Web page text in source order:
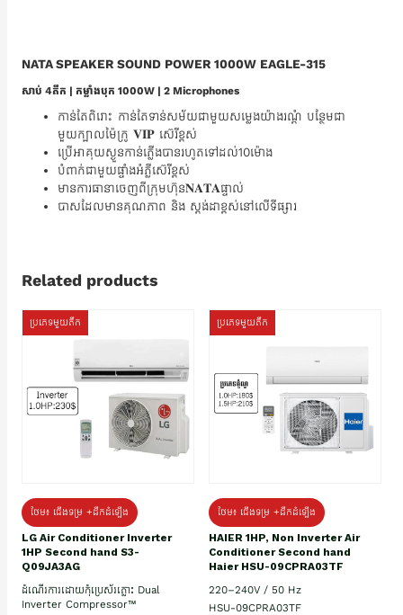
NATA SPEAKER SOUND POWER 1000W EAGLE-315
សាប់ 4តឹក | កម្លាំងបុក 1000W | 2 Microphones
កាន់តែពិរោះ កាន់តែទាន់សម័យជាមួយសម្លេងយ៉ាងរណ្តំ បន្ថែមជា
មួយក្បាលម៉ៃក្រូ 𝐕𝐈𝐏 ស៊េរីខ្ពស់
ប្រើអាគុយស្ងួនកាន់ភ្លើងបានរហូតទៅដល់10ម៉ោង
បំពាក់ជាមួយផ្ទាំងអំភ្លីស៊េរីខ្ពស់
មានការធានាចេញពីក្រុមហ៊ុន𝐍𝐀𝐓𝐀ផ្ទាល់
បាសដែលមានគុណភាព និង ស្តង់ដាខ្ពស់នៅលើទីផ្សារ
Related products
ប្រភេទមួយតឹក
ថែម៖ ជើងទម្រ +ដឹកដំឡើង
LG Air Conditioner Inverter
1HP Second hand S3-
Q09JA3AG
ដំណើរការដោយកុំប្រេស័រភ្លោះ Dual
Inverter Compressor™
ប្រភេទមួយតឹក
ថែម៖ ជើងទម្រ +ដឹកដំឡើង
HAIER 1HP, Non Inverter Air
Conditioner Second hand
Haier HSU-09CPRA03TF
220–240V / 50 Hz
HSU-09CPRA03TF